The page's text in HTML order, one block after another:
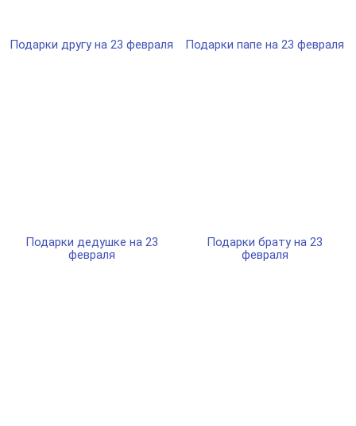
Подарки другу на 23 февраля Подарки папе на 23 февраля
Подарки дедушке на 23
февраля
Подарки брату на 23
февраля